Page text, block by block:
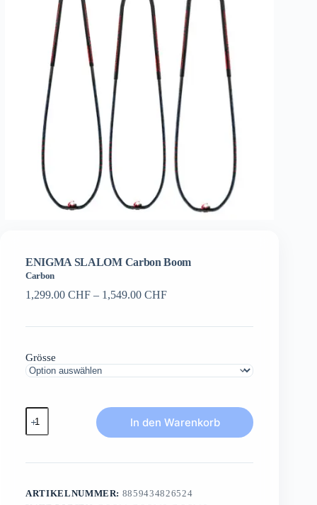
ENIGMA SLALOM Carbon Boom
Carbon
1,299.00 CHF – 1,549.00 CHFPreisspanne:
Grösse
ENIGMA
SLALOM
Carbon
Menge
In den Warenkorb
ARTIKELNUMMER: 8859434826524